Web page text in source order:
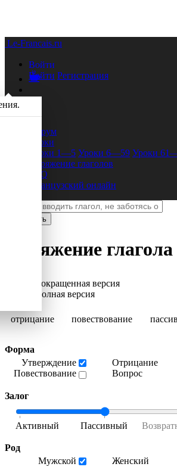
Le-Francais.ru
Войти
Войти Регистрация
Форум
Уроки
Уроки 1—5 Уроки 6—59 Уроки
Спряжение глаголов
FAQ
Французский онлайн
Спряжение глагола
Сокращенная версия
Полная версия
отрицание повествование
Форма
Утверждение
Повествование
Отрицание
Вопрос
Залог
Род
Мужской
Женский